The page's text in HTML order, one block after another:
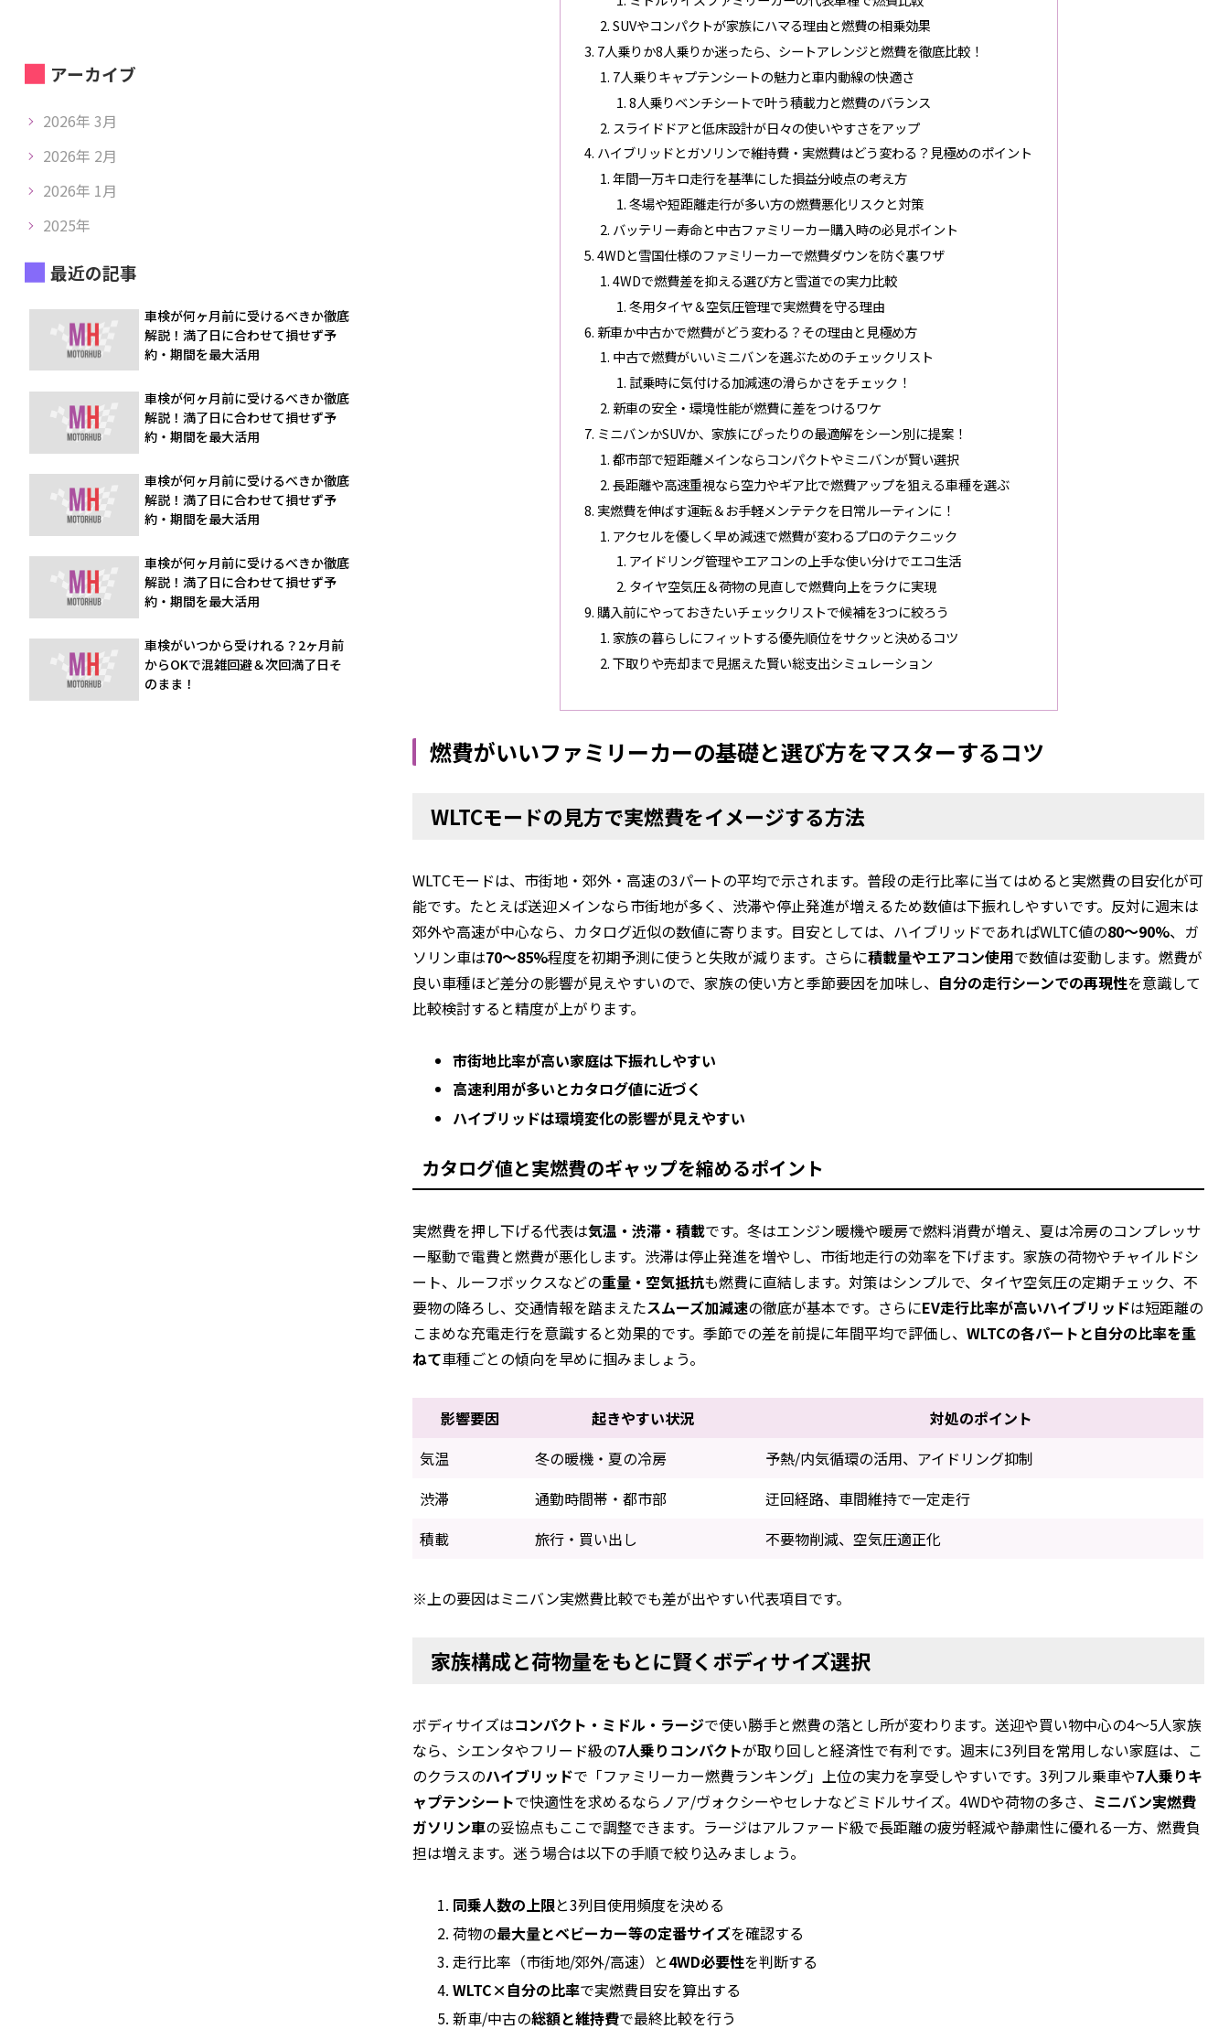
SUVやコンパクトが家族にハマる理由と燃費の相乗効果
7人乗りか8人乗りか迷ったら、シートアレンジと燃費を徹底比較！
7人乗りキャプテンシートの魅力と車内動線の快適さ
8人乗りベンチシートで叶う積載力と燃費のバランス
スライドドアと低床設計が日々の使いやすさをアップ
ハイブリッドとガソリンで維持費・実燃費はどう変わる？見極めのポイント
年間一万キロ走行を基準にした損益分岐点の考え方
冬場や短距離走行が多い方の燃費悪化リスクと対策
バッテリー寿命と中古ファミリーカー購入時の必見ポイント
4WDと雪国仕様のファミリーカーで燃費ダウンを防ぐ裏ワザ
4WDで燃費差を抑える選び方と雪道での実力比較
冬用タイヤ＆空気圧管理で実燃費を守る理由
新車か中古かで燃費がどう変わる？その理由と見極め方
中古で燃費がいいミニバンを選ぶためのチェックリスト
試乗時に気付ける加減速の滑らかさをチェック！
新車の安全・環境性能が燃費に差をつけるワケ
ミニバンかSUVか、家族にぴったりの最適解をシーン別に提案！
都市部で短距離メインならコンパクトやミニバンが賢い選択
長距離や高速重視なら空力やギア比で燃費アップを狙える車種を選ぶ
実燃費を伸ばす運転＆お手軽メンテテクを日常ルーティンに！
アクセルを優しく早め減速で燃費が変わるプロのテクニック
アイドリング管理やエアコンの上手な使い分けでエコ生活
タイヤ空気圧＆荷物の見直しで燃費向上をラクに実現
購入前にやっておきたいチェックリストで候補を3つに絞ろう
家族の暮らしにフィットする優先順位をサクッと決めるコツ
下取りや売却まで見据えた賢い総支出シミュレーション
燃費がいいファミリーカーの基礎と選び方をマスターするコツ
WLTCモードの見方で実燃費をイメージする方法
WLTCモードは、市街地・郊外・高速の3パートの平均で示されます。普段の走行比率に当てはめると実燃費の目安化が可
能です。たとえば送迎メインなら市街地が多く、渋滞や停止発進が増えるため数値は下振れしやすいです。反対に週末は
郊外や高速が中心なら、カタログ近似の数値に寄ります。目安としては、ハイブリッドであればWLTC値の80〜90%、ガ
ソリン車は70〜85%程度を初期予測に使うと失敗が減ります。さらに積載量やエアコン使用で数値は変動します。燃費が
良い車種ほど差分の影響が見えやすいので、家族の使い方と季節要因を加味し、 自分の走行シーンでの再現性を意識して
比較検討すると精度が上がります。
市街地比率が高い家庭は下振れしやすい
高速利用が多いとカタログ値に近づく
ハイブリッドは環境変化の影響が見えやすい
カタログ値と実燃費のギャップを縮めるポイント
実燃費を押し下げる代表は気温・渋滞・積載です。冬はエンジン暖機や暖房で燃料消費が増え、夏は冷房のコンプレッサ
ー駆動で電費と燃費が悪化します。渋滞は停止発進を増やし、市街地走行の効率を下げます。家族の荷物やチャイルドシ
ート、ルーフボックスなどの重量・空気抵抗も燃費に直結します。対策はシンプルで、タイヤ空気圧の定期チェック、不
要物の降ろし、交通情報を踏まえたスムーズ加減速の徹底が基本です。さらにEV走行比率が高いハイブリッドは短距離の
こまめな充電走行を意識すると効果的です。季節での差を前提に年間平均で評価し、WLTCの各パートと自分の比率を重
ねて車種ごとの傾向を早めに掴みましょう。
影響要因 起きやすい状況
対処のポイント
気温
冬の暖機・夏の冷房
予熱/内気循環の活用、アイドリング抑制
渋滞
通勤時間帯・都市部
迂回経路、車間維持で一定走行
積載
旅行・買い出し 不要物削減、空気圧適正化
※上の要因はミニバン実燃費比較でも差が出やすい代表項目です。
家族構成と荷物量をもとに賢くボディサイズ選択
ボディサイズはコンパクト・ミドル・ラージで使い勝手と燃費の落とし所が変わります。送迎や買い物中心の4〜5人家族
なら、シエンタやフリード級の7人乗りコンパクトが取り回しと経済性で有利です。週末に3列目を常用しない家庭は、こ
のクラスのハイブリッドで「ファミリーカー燃費ランキング」上位の実力を享受しやすいです。3列フル乗車や7人乗りキ
ャプテンシートで快適性を求めるならノア/ヴォクシーやセレナなどミドルサイズ。4WDや荷物の多さ、 ミニバン実燃費
ガソリン車の妥協点もここで調整できます。ラージはアルファード級で長距離の疲労軽減や静粛性に優れる一方、燃費負
担は増えます。迷う場合は以下の手順で絞り込みましょう。
同乗人数の上限と3列目使用頻度を決める
荷物の最大量とベビーカー等の定番サイズを確認する
走行比率（市街地/郊外/高速）と4WD必要性を判断する
WLTC×自分の比率で実燃費目安を算出する
新車/中古の総額と維持費で最終比較を行う
アーカイブ
2026年 3月
2026年 2月
2026年 1月
2025年
最近の記事
車検が何ヶ月前に受けるべきか徹底
解説！満了日に合わせて損せず予
約・期間を最大活用
車検が何ヶ月前に受けるべきか徹底
解説！満了日に合わせて損せず予
約・期間を最大活用
車検が何ヶ月前に受けるべきか徹底
解説！満了日に合わせて損せず予
約・期間を最大活用
車検が何ヶ月前に受けるべきか徹底
解説！満了日に合わせて損せず予
約・期間を最大活用
車検がいつから受けれる？2ヶ月前
からOKで混雑回避＆次回満了日そ
のまま！